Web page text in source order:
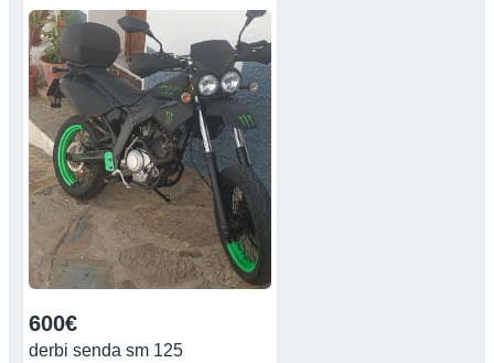
600€
derbi senda sm 125